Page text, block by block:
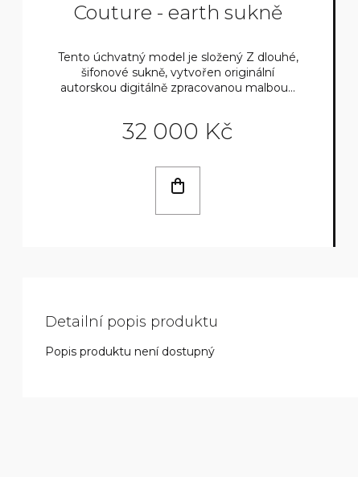
Couture - earth sukně
32 000 Kč
Tento úchvatný model je složený Z dlouhé,
šifonové sukně, vytvořen originální
autorskou digitálně zpracovanou malbou...
Detailní popis produktu
Popis produktu není dostupný